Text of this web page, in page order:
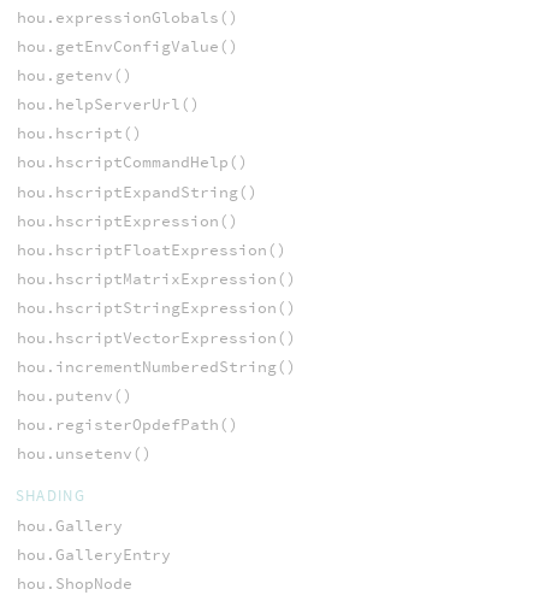
hou.expressionGlobals()
hou.getEnvConfigValue()
hou.getenv()
hou.helpServerUrl()
hou.hscript()
hou.hscriptCommandHelp()
hou.hscriptExpandString()
hou.hscriptExpression()
hou.hscriptFloatExpression()
hou.hscriptMatrixExpression()
hou.hscriptStringExpression()
hou.hscriptVectorExpression()
hou.incrementNumberedString()
hou.putenv()
hou.registerOpdefPath()
hou.unsetenv()
SHADING
hou.Gallery
hou.GalleryEntry
hou.ShopNode